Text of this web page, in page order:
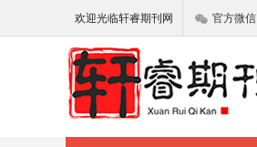
欢迎光临轩睿期刊网 官方微信